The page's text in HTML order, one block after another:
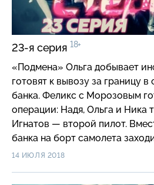
23-я серия 18+
«Подмена» Ольга добывает информацию, что Алмаз
готовят к вывозу за границу в
банка. Феликс с Морозовым
операции: Надя, Ольга и Ника
Игнатов — второй пилот. Вместе с делегацией
банка на борт самолета
паранджу. Перед взлетом
14 ИЮЛЯ 2018